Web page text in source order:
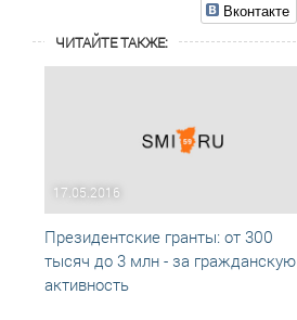
Вконтакте
ЧИТАЙТЕ ТАКЖЕ:
17.05.2016
Президентские гранты: от 300
тысяч до 3 млн - за гражданскую
активность